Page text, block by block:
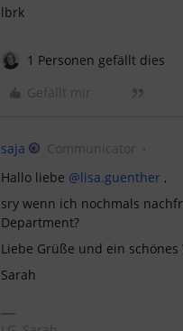
lbrk
1 Personen gefällt dies
Gefällt mir
saja Communicator
Hallo liebe @lisa.guenther ,
sry wenn ich nochmals
Department?
Liebe Grüße und ein schönes
Sarah